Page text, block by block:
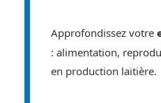
Approfondissez votre
: alimentation,
en production laitière.